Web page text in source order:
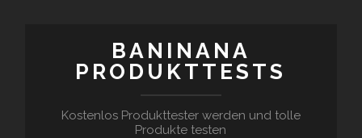
BANINANA
PRODUKTTESTS
Kostenlos Produkttester werden und tolle
Produkte testen